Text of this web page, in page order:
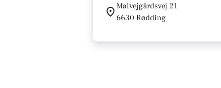
Mølvejgårdsvej 21
6630 Rødding